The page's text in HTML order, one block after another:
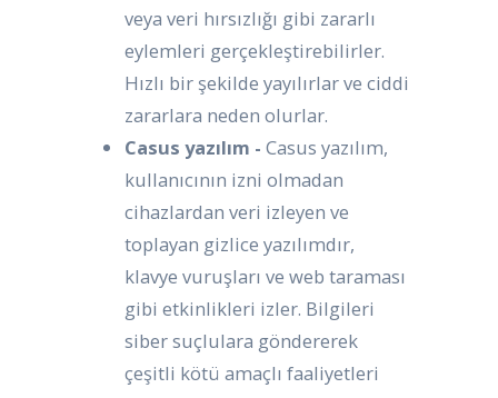
veya veri hırsızlığı gibi zararlı
eylemleri gerçekleştirebilirler.
Hızlı bir şekilde yayılırlar ve ciddi
zararlara neden olurlar.
Casus yazılım - Casus yazılım,
kullanıcının izni olmadan
cihazlardan veri izleyen ve
toplayan gizlice yazılımdır,
klavye vuruşları ve web taraması
gibi etkinlikleri izler. Bilgileri
siber suçlulara göndererek
çeşitli kötü amaçlı faaliyetleri